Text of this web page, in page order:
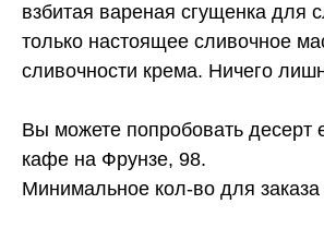
взбитая вареная сгущенка для
только настоящее сливочное
сливочности крема. Ничего
Вы можете попробовать десерт
кафе на Фрунзе, 98.
Минимальное кол-во для заказа